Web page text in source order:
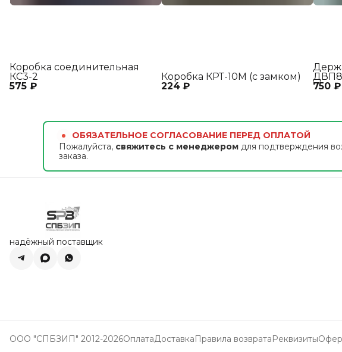
575 ₽
Коробка соединительная
КС3-2
224 ₽
Коробка КРТ-10М (с замком)
750 ₽
ОБЯЗАТЕЛЬНОЕ СОГЛАСОВАНИЕ ПЕРЕД ОПЛАТОЙ
Пожалуйста, свяжитесь с менеджеромдля подтверждения
заказа.
надёжный поставщик
ООО "СПБЗИП" 2012-2026ОплатаДоставкаПравила возвратаРеквизиты